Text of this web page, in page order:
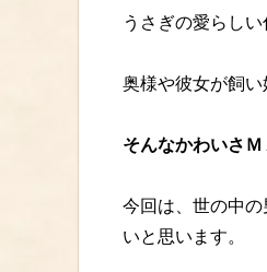
うさぎの愛らし
奥様や彼女が飼
そんなかわいさ
今回は、世の中
いと思います。